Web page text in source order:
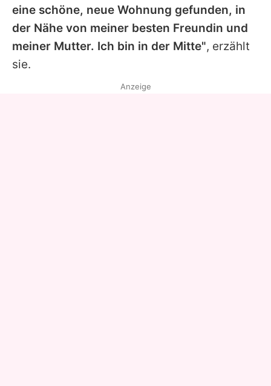
Datenschutzerklärung
eine schöne, neue Wohnung gefunden, in
der Nähe von meiner besten Freundin und
meiner Mutter. Ich bin in der Mitte", erzählt
sie.
Anzeige